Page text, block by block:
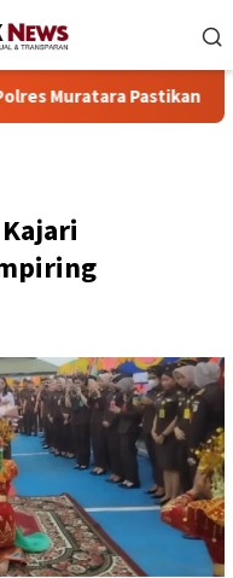
Proses Hukum